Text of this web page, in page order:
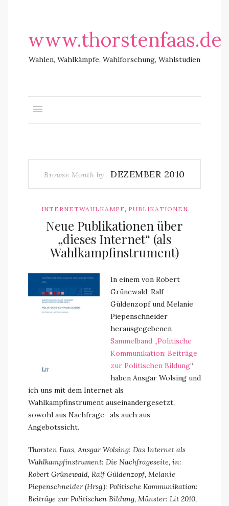
www.thorstenfaas.de
Wahlen, Wahlkämpfe, Wahlforschung, Wahlstudien
Browse Month by DEZEMBER 2010
INTERNETWAHLKAMPF, PUBLIKATIONEN
Neue Publikationen über
„dieses Internet“ (als
Wahlkampfinstrument)
In einem von Robert
Grünewald, Ralf
Güldenzopf und Melanie
Piepenschneider
herausgegebenen
Sammelband „Politische
Kommunikation: Beiträge
zur Politischen Bildung“
haben Ansgar Wolsing und
ich uns mit dem Internet als
Wahlkampfinstrument auseinandergesetzt,
sowohl aus Nachfrage- als auch aus
Angebotssicht.
Thorsten Faas, Ansgar Wolsing: Das Internet als
Wahlkampfinstrument: Die Nachfrageseite, in:
Robert Grünewald, Ralf Güldenzopf, Melanie
Piepenschneider (Hrsg.): Politische Kommunikation:
Beiträge zur Politischen Bildung, Münster: Lit 2010,